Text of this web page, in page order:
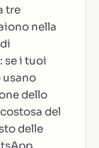
tre
nella
se i tuoi
usano
dello
del
delle